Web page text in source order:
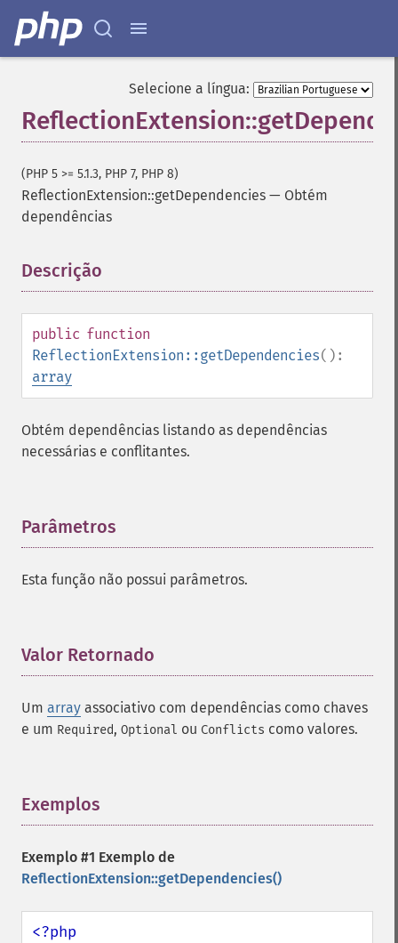
Selecione a língua:
(PHP 5 >= 5.1.3, PHP 7, PHP 8)
ReflectionExtension::getDependencies — Obtém
dependências
Descrição
public function
ReflectionExtension::getDependencies():
array
Obtém dependências listando as dependências
necessárias e conflitantes.
Parâmetros
Esta função não possui parâmetros.
Valor Retornado
Um array associativo com dependências como chaves
e um Required, Optional ou Conflicts como valores.
Exemplos
Exemplo #1 Exemplo de
ReflectionExtension::getDependencies()
<?php